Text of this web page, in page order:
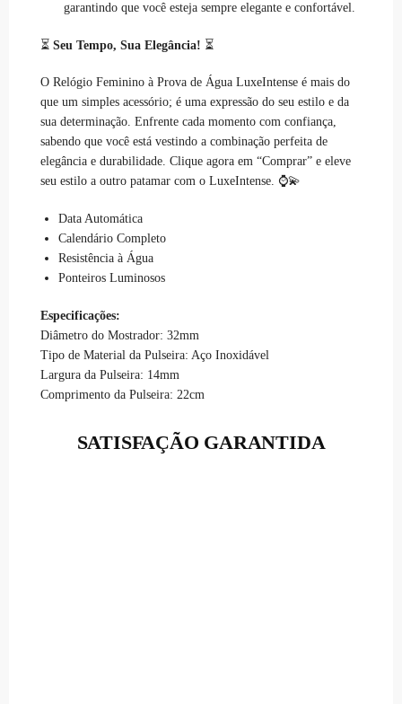
garantindo que você esteja sempre elegante e confortável.
⏳ Seu Tempo, Sua Elegância! ⏳
O Relógio Feminino à Prova de Água LuxeIntense é mais do
que um simples acessório; é uma expressão do seu estilo e da
sua determinação. Enfrente cada momento com confiança,
sabendo que você está vestindo a combinação perfeita de
elegância e durabilidade. Clique agora em “Comprar” e eleve
seu estilo a outro patamar com o LuxeIntense. ⌚💫
Data Automática
Calendário Completo
Resistência à Água
Ponteiros Luminosos
Especificações:
Diâmetro do Mostrador: 32mm
Tipo de Material da Pulseira: Aço Inoxidável
Largura da Pulseira: 14mm
Comprimento da Pulseira: 22cm
SATISFAÇÃO GARANTIDA